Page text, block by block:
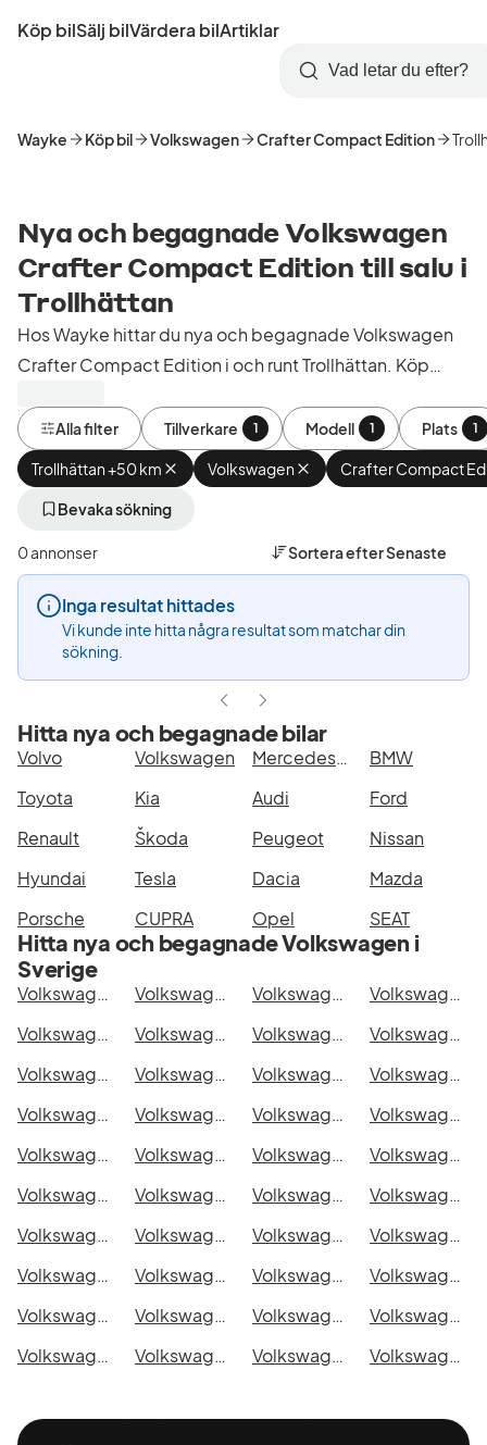
till
Startsida
Köp bilSälj bilVärdera bilArtiklar
Skapa
konto
Logga
in
Sök
Wayke Köp bil Volkswagen Crafter Compact Edition
Nya och begagnade Volkswagen
Crafter Compact Edition till salu i
Trollhättan
Hos Wayke hittar du nya och begagnade Volkswagen
Crafter Compact Edition i och runt Trollhättan. Köp
Sverige.Alla filter Tillverkare 1 Modell 1 Plats 1
Trollhättan +50 km Ta
bort
aktivt
(Plats)
Volkswagen Ta
bort
Volkswagen
Crafter Compact
Bevaka sökning
0 annonser Sortera efterSenaste
Inga resultat hittades
Vi kunde inte hitta några resultat som matchar din
sökning.
Hitta nya och begagnade bilar
Volvo Volkswagen Mercedes-Benz
BMW
Toyota
Kia Audi
Ford
Renault
Škoda Peugeot
Nissan
Hyundai
Tesla Dacia
Mazda
Porsche
CUPRA Opel SEAT
Hitta nya och begagnade Volkswagen i
Sverige
Volkswagen Crafter Compact Edition i Stockholm Volkswagen Crafter Compact Edition i Göteborg Volkswagen Crafter Compact Edition i Helsingborg
Volkswagen Crafter Compact Edition i Jönköping
Volkswagen Crafter Compact Edition i Malmö
Volkswagen Crafter Compact Edition i Örebro Volkswagen Crafter Compact Edition i Norrköping
Volkswagen Crafter Compact Edition i Linköping
Volkswagen Crafter Compact Edition i Uppsala
Volkswagen Crafter Compact Edition i Västerås Volkswagen Crafter Compact Edition i Halmstad
Volkswagen Crafter Compact Edition i Växjö
Volkswagen Crafter Compact Edition i Eskilstuna
Volkswagen Crafter Compact Edition i Kalmar Volkswagen Crafter Compact Edition i Karlskrona
Volkswagen Crafter Compact Edition i Karlstad
Volkswagen Crafter Compact Edition i Kristianstad
Volkswagen Crafter Compact Edition i Sundsvall Volkswagen Crafter Compact Edition i Umeå
Volkswagen Crafter Compact Edition i Varberg
Volkswagen Crafter Compact Edition i Borås
Volkswagen Crafter Compact Edition i Falkenberg Volkswagen Crafter Compact Edition i Gävle
Volkswagen Crafter Compact Edition i Luleå
Volkswagen Crafter Compact Edition i Lund
Volkswagen Crafter Compact Edition i Mönsterås Volkswagen Crafter Compact Edition i Uddevalla
Volkswagen Crafter Compact Edition i Västervik
Volkswagen Crafter Compact Edition i Ystad
Volkswagen Crafter Compact Edition i Östersund Volkswagen Crafter Compact Edition i Borlänge
Volkswagen Crafter Compact Edition i Kiruna
Volkswagen Crafter Compact Edition i Nyköping
Volkswagen Crafter Compact Edition i Oskarshamn Volkswagen Crafter Compact Edition i Sigtuna
Volkswagen Crafter Compact Edition i Skellefteå
Volkswagen Crafter Compact Edition i Skövde
Volkswagen Crafter Compact Edition i Trollhättan Volkswagen Crafter Compact Edition i Alingsås Volkswagen Crafter Compact Edition i Båstad